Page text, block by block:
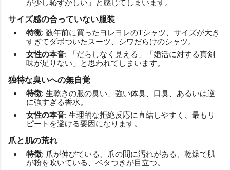
が少し恥ずかしい」と感じてしまいます。
サイズ感の合っていない服装
特徴: 数年前に買ったヨレヨレのTシャツ、サイズが大き
すぎてダボついたスーツ、シワだらけのシャツ。
女性の本音: 「だらしなく見える」「婚活に対する真剣
味が足りない」と思われてしまいます。
独特な臭いへの無自覚
特徴: 生乾きの服の臭い、強い体臭、口臭、あるいは逆
に強すぎる香水。
女性の本音: 生理的な拒絶反応に直結しやすく、最もリ
ピートを避ける要因になります。
爪と肌の荒れ
特徴: 爪が伸びている、爪の間に汚れがある、乾燥で肌
が粉を吹いている、ベタつきが目立つ。